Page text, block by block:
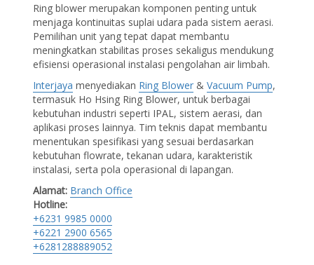
Ring blower merupakan komponen penting untuk
menjaga kontinuitas suplai udara pada sistem aerasi.
Pemilihan unit yang tepat dapat membantu
meningkatkan stabilitas proses sekaligus mendukung
efisiensi operasional instalasi pengolahan air limbah.
Interjaya menyediakan Ring Blower &Vacuum Pump,
termasuk Ho Hsing Ring Blower, untuk berbagai
kebutuhan industri seperti IPAL, sistem aerasi, dan
aplikasi proses lainnya. Tim teknis dapat membantu
menentukan spesifikasi yang sesuai berdasarkan
kebutuhan flowrate, tekanan udara, karakteristik
instalasi, serta pola operasional di lapangan.
Alamat: Branch Office
Hotline:
+6231 9985 0000
+6221 2900 6565
+6281288889052